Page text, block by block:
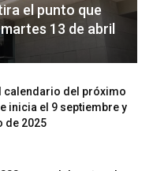
el punto que
13 de abril
calendario del próximo
inicia el 9 septiembre y
de 2025